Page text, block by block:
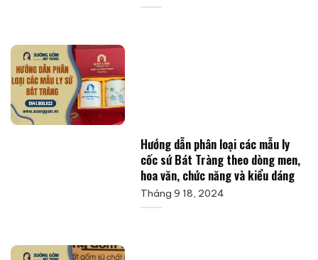
Hướng dẫn phân loại các mẫu ly
cốc sứ Bát Tràng theo dòng men,
hoa văn, chức năng và kiểu dáng
Tháng 9 18, 2024